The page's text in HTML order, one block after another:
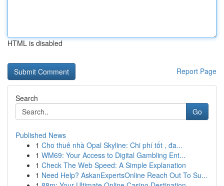
HTML is disabled
Report Page
Search
Go
Published News
1 Cho thuê nhà Opal Skyline: Chi phí tốt , đa...
1 WM69: Your Access to Digital Gambling Ent...
1 Check The Web Speed: A Simple Explanation
1 Need Help? AskanExpertsOnline Reach Out To Su...